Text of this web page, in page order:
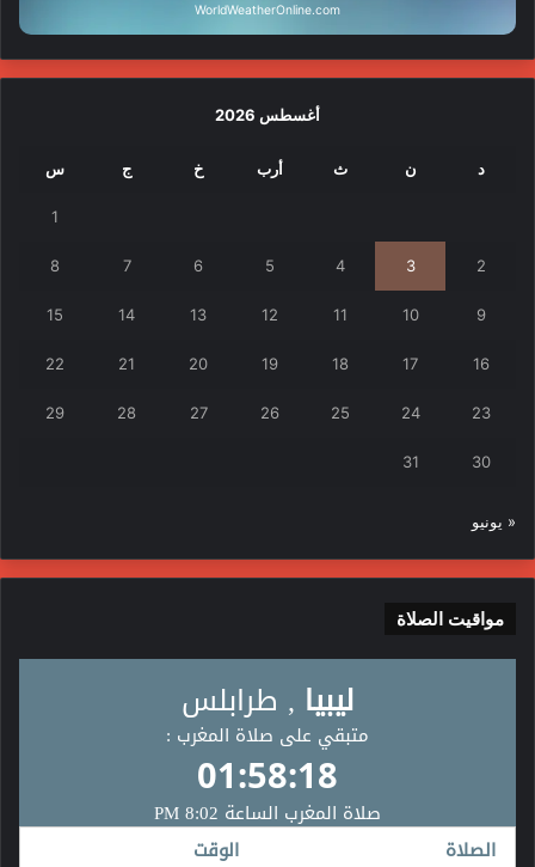
WorldWeatherOnline.com
أغسطس 2026
د ن ث أرب خ ج س
1
2
3
4
5
6
7
8
9
10
11
12
13
14
15
16
17
18
19
20
21
22
23
24
25
26
27
28
29
30
31
« يونيو
مواقيت الصلاة